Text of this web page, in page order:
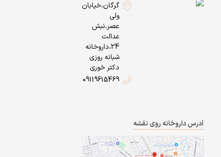
گرگان،خیابان
ولی
عصر،نبش
عدالت
24،داروخانه
شبانه روزی
دکتر خوری
09119615469
آدرس داروخانه روی نقشه